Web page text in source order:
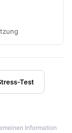
Test
Information